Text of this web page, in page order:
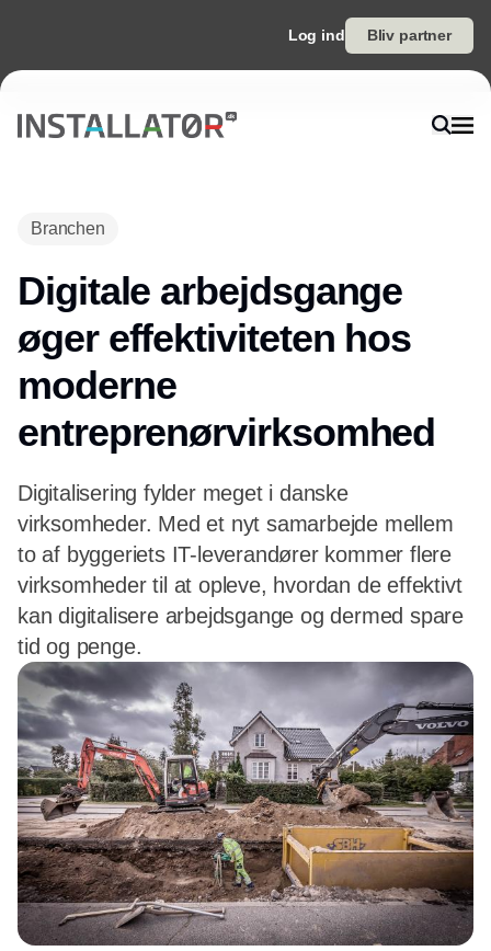
Log ind Bliv partner
Branchen
Digitale arbejdsgange
øger effektiviteten hos
moderne
entreprenørvirksomhed
Digitalisering fylder meget i danske
virksomheder. Med et nyt samarbejde mellem
to af byggeriets IT-leverandører kommer flere
virksomheder til at opleve, hvordan de effektivt
kan digitalisere arbejdsgange og dermed spare
tid og penge.